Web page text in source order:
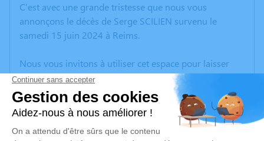
C’est avec une grande tristesse que nous vous
annonçons le décès de Serge SCILIEN survenu le
samedi 15 juin 2024 à Reims.
Nous vous invitons à utiliser cet espace pour laisser
vos condoléances, partager des photos souvenirs, une
anecdote ou exprimer vos pensées à travers des
poèmes ou des textes. Cet endroit est un lieu
d'expression dédié à honorer la mémoire de Serge
SCILIEN.